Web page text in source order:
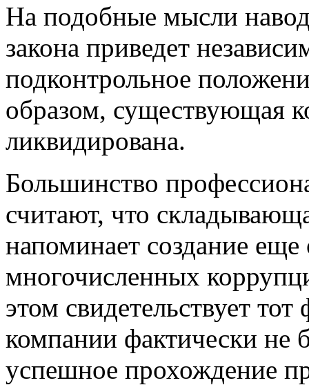
На подобные мысли
закона приведет
подконтрольное
образом, существующая
ликвидирована.
Большинство
считают, что
напоминает создание
многочисленных
этом свидетельствует
компании фактически не
успешное прохождение